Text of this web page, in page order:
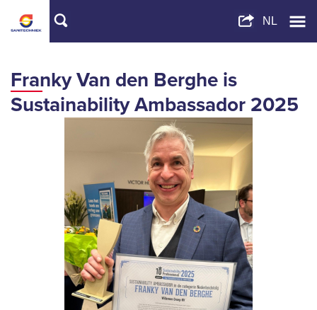
Franky Van den Berghe is
Sustainability Ambassador 2025